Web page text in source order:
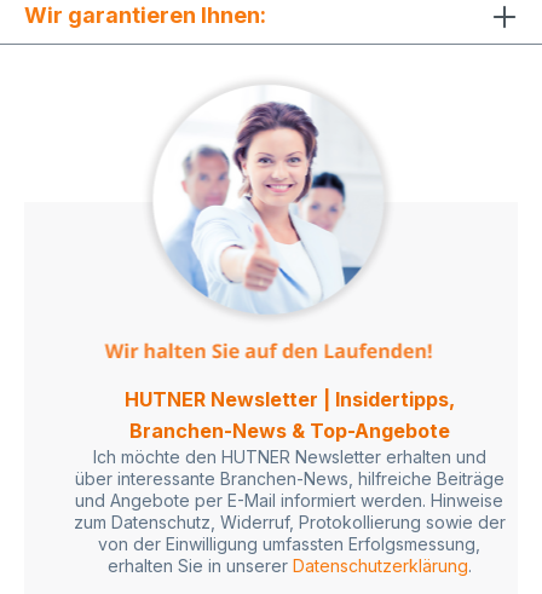
bedrucken? - Ihre Vorteile beim Kauf von
Papiertüten mit Logo: Eine günstige Alternative zu
Oberfläche wirkt die ECO PRESTIGE Papiertasche
hochwertige Papiertaschen individuell bedrucken
mobile Werbefläche überhaupt. Sie zeigen
Professionalität und setzen Werbung zeitgemäß
und erfolgreich ein. Das stabile 110 g/m²
Kraftpapier macht diese Papiertaschen zu einer
hochwertigen und stabilen Verpackungslösung.
Durch die Blattverstärkung im Henkel- und
Bodenbereich verfügen unsere ECO PRESTIGE
Papiertüten über eine hohe Tragkraft und
angenehm in der Hand und sind an den Papier
Tragetaschen mit Knoten befestigt. Unsere
Grafikabteilung kümmert sich um die optimale
Verarbeitung Ihrer Druckdaten und unterstützt Sie
auch bei der Erstellung des Layouts. Ihre
bedruckten Papiertaschen liefern wir innerhalb
von ca. 12-15 Werktage nach Druckfreigabe. Oft
geht es aber noch schneller! Perfekt für
Einzelhandel, Großhandel, Modegeschäfte und
Wir garantieren Ihnen:
HUTNER Newsletter | Insidertipps,
Branchen-News & Top-Angebote
Ich möchte den HUTNER Newsletter erhalten und
über interessante Branchen-News, hilfreiche Beiträge
und Angebote per E-Mail informiert werden. Hinweise
zum Datenschutz, Widerruf, Protokollierung sowie der
von der Einwilligung umfassten Erfolgsmessung,
erhalten Sie in unserer Datenschutzerklärung.